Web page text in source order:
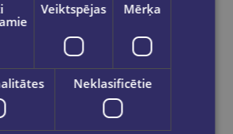
Mīkstā rotaļlieta- Rolife Charline’s Forest Hide & Seek, pārsteiguma piekariņš
Veiktspējas Mērķa
Neklasificētie